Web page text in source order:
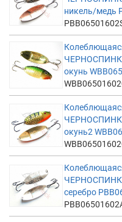
никель/медь
окунь
окунь2
серебро